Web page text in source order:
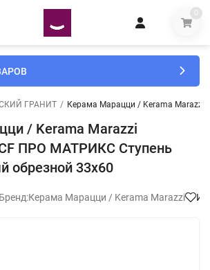
0
ГРАНИТ / Керама Марацци / Kerama Marazzi
/ Kerama Marazzi
ПРО МАТРИКС Ступень
обрезной 33x60
Бренд:Керама Марацци / Kerama Marazzi